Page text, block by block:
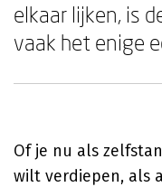
elkaar lijken, is
vaak het enige
Of je nu als
wilt verdiepen, als